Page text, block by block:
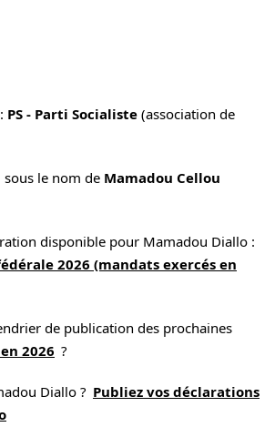
PS - Parti Socialiste (association de
sous le nom de Mamadou Cellou
disponible pour Mamadou Diallo :
2026 (mandats exercés en
de publication des prochaines
2026 ?
Diallo ? Publiez vos déclarations